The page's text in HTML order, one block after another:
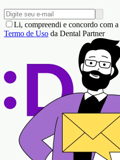
Li, compreendi e concordo com a
Termo de Uso da Dental Partner